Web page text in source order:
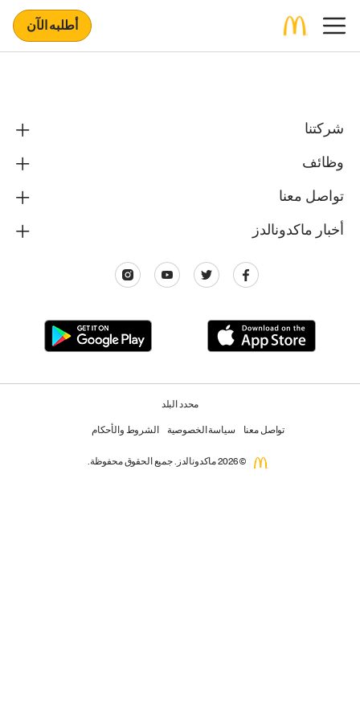
أطلبه الآن
شركتنا
وظائف
تواصل معنا
أخبار ماكدونالدز
محدد البلد
تواصل معنا سياسة الخصوصية الشروط والأحكام
© 2026 ماكدونالدز. جميع الحقوق محفوظة.